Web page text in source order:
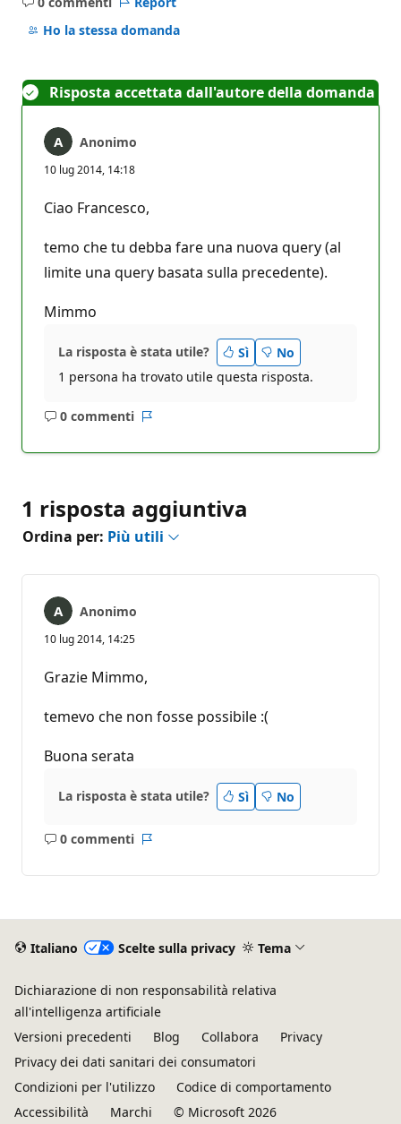
Nessun
commento
Ho la stessa domanda
Risposta accettata dall'autore della domanda
Anonimo
10 lug 2014, 14:18
Ciao Francesco,
temo che tu debba fare una nuova query (al
limite una query basata sulla precedente).
Mimmo
La risposta è stata utile? Sì
No
1 persona ha trovato utile questa risposta.
0 commenti
Nessun
1 risposta aggiuntiva
Ordina per: Più utili
Anonimo
10 lug 2014, 14:25
Grazie Mimmo,
temevo che non fosse possibile :(
Buona serata
La risposta è stata utile? Sì No
0 commenti
Nessun
Italiano Scelte sulla privacy Tema
Dichiarazione di non responsabilità relativa
all'intelligenza artificiale
Versioni precedenti
Blog Collabora
Privacy
Privacy dei dati sanitari dei consumatori
Condizioni per l'utilizzo
Codice di comportamento
Accessibilità
Marchi © Microsoft 2026